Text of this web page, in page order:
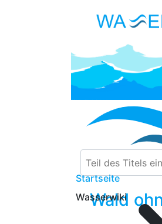
Startseite
Wasserwiki
Wald